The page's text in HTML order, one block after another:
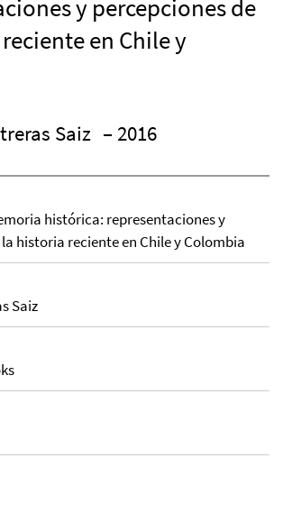
y percepciones de
en Chile y
Saiz – 2016
histórica: representaciones y
historia reciente en Chile y Colombia
Saiz